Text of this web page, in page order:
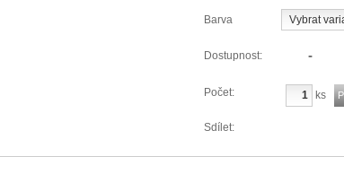
Barva
Dostupnost: -
Počet: ks
Sdílet: